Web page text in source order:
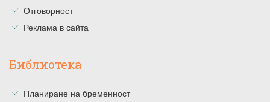
Отговорност
Реклама в сайта
Библиотека
Планиране на бременност